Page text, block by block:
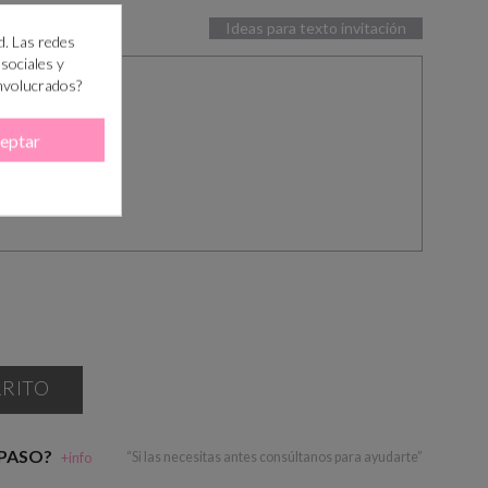
Ideas para texto invitación
+info “Si las necesitas antes consúltanos para ayudarte”
Las redes
y